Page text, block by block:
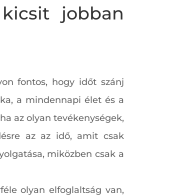
jobban
fontos, hogy időt szánj
a mindennapi élet és a
az olyan tevékenységek,
az az idő, amit csak
miközben csak a
olyan elfoglaltság van,